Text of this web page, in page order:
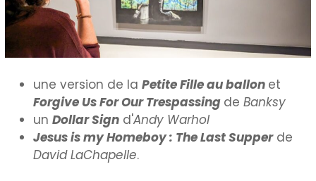
une version de laPetite Fille au ballon et
Forgive Us For Our Trespassing deBanksy
unDollar Sign d'Andy Warhol
Jesus is my Homeboy : The Last Supperde
David LaChapelle.